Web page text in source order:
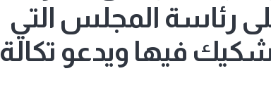
رئاسة المجلس التي
فيها ويدعو تكالة